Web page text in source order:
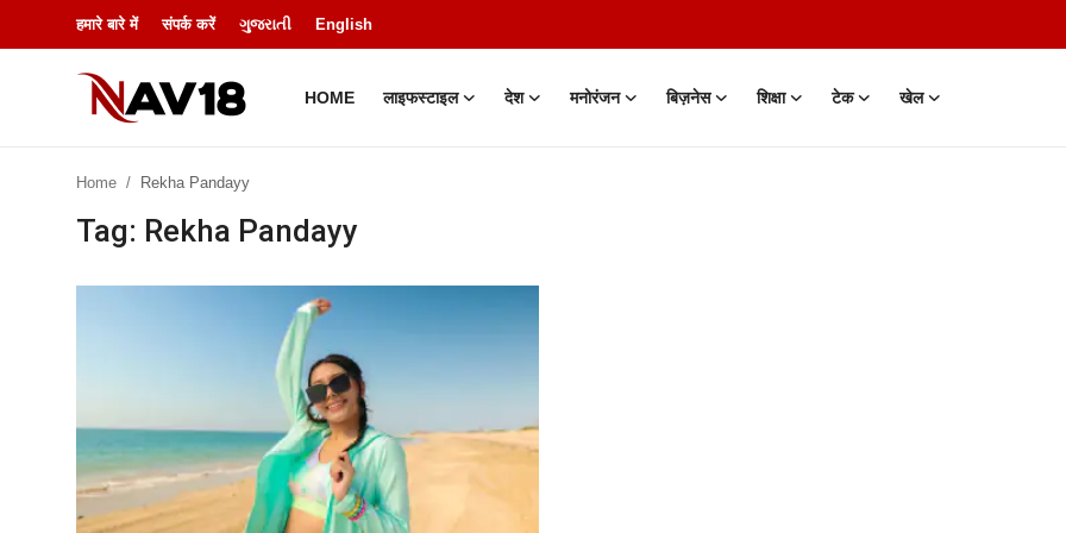
हमारे बारे में संपर्क करें ગુજરાતી English
HOME लाइफस्टाइल देश मनोरंजन बिज़नेस शिक्षा टेक खेल
Home Rekha Pandayy
Tag: Rekha Pandayy